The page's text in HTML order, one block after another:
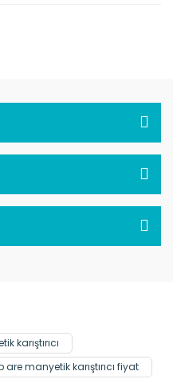
karıştırıcı
are manyetik karıştırıcı fiyat